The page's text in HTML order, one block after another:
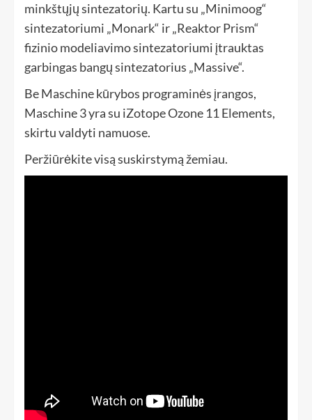
minkštųjų sintezatorių. Kartu su „Minimoog“
sintezatoriumi „Monark“ ir „Reaktor Prism“
fizinio modeliavimo sintezatoriumi įtrauktas
garbingas bangų sintezatorius „Massive“.
Be Maschine kūrybos programinės įrangos,
Maschine 3 yra su iZotope Ozone 11 Elements,
skirtu valdyti namuose.
Peržiūrėkite visą suskirstymą žemiau.